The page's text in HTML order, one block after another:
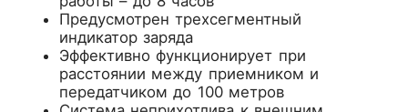
Предусмотрен трехсегментный
индикатор заряда
Эффективно функционирует при
расстоянии между приемником и
передатчиком до 100 метров